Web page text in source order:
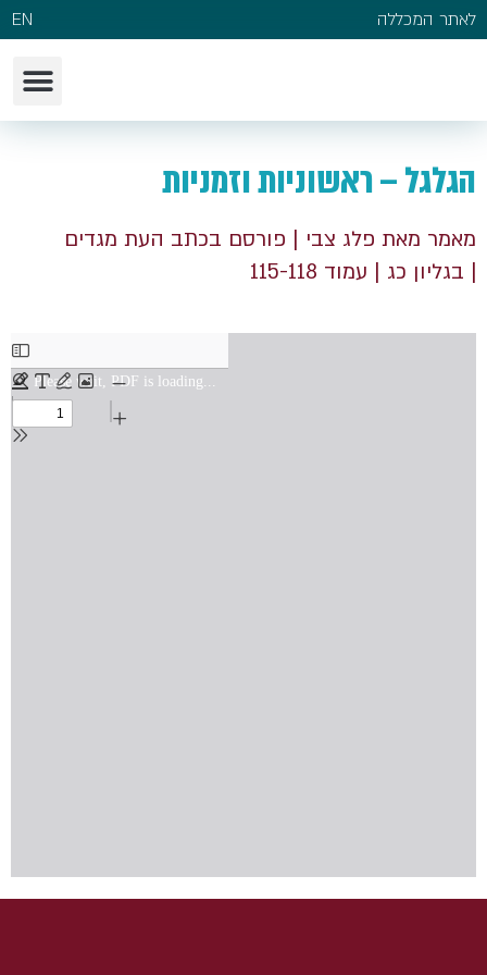
לאתר המכללה EN
הגלגל – ראשוניות וזמניות
מאמר מאת פלג צבי | פורסם בכתב העת מגדים
| בגליון כג | עמוד 115-118